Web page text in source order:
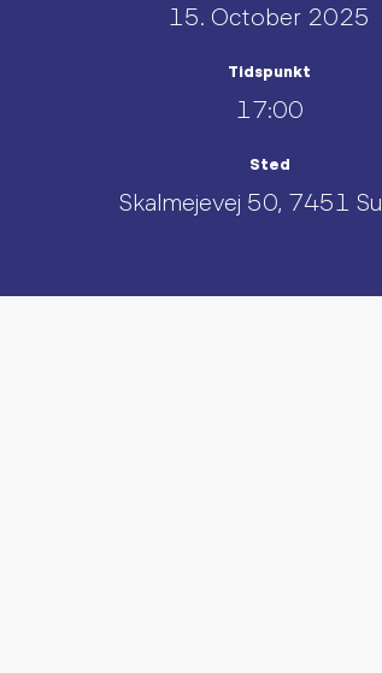
15. October 2025
Tidspunkt
17:00
Sted
Skalmejevej 50, 7451